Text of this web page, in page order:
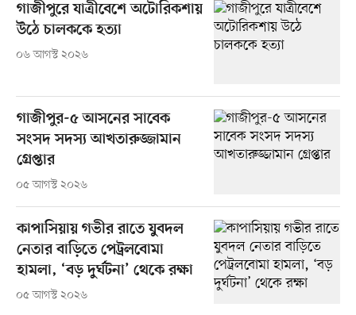
গাজীপুরে যাত্রীবেশে অটোরিকশায়
উঠে চালককে হত্যা
০৬ আগস্ট ২০২৬
গাজীপুর-৫ আসনের সাবেক
সংসদ সদস্য আখতারুজ্জামান
গ্রেপ্তার
০৫ আগস্ট ২০২৬
কাপাসিয়ায় গভীর রাতে যুবদল
নেতার বাড়িতে পেট্রলবোমা
হামলা, ‘বড় দুর্ঘটনা’ থেকে রক্ষা
০৫ আগস্ট ২০২৬